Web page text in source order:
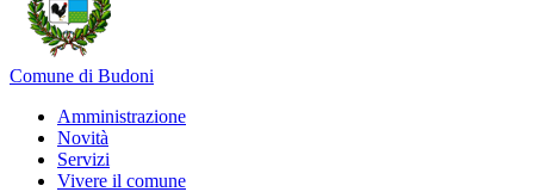
Comune di Budoni
Amministrazione
Novità
Servizi
Vivere il comune